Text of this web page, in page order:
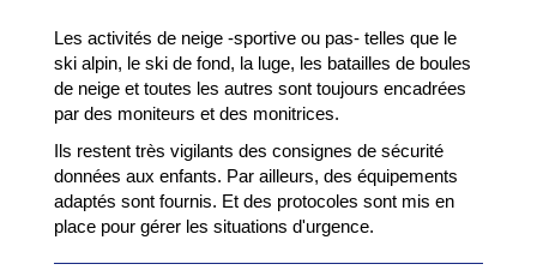
Les activités de neige -sportive ou pas- telles que le
ski alpin, le ski de fond, la luge, les batailles de boules
de neige et toutes les autres sont toujours encadrées
par des moniteurs et des monitrices.
Ils restent très vigilants des consignes de sécurité
données aux enfants. Par ailleurs, des équipements
adaptés sont fournis. Et des protocoles sont mis en
place pour gérer les situations d'urgence.